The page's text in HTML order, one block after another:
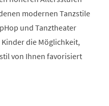
modernen Tanzstile
und Tanztheater
die Möglichkeit,
von Ihnen favorisiert